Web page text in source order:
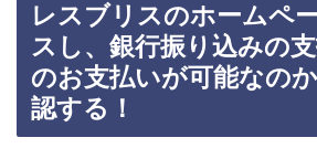
レスブリスのホームペ
スし、銀行振り込みの
のお支払いが可能なの
認する！